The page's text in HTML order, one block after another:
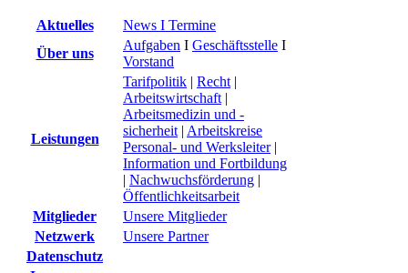
Aktuelles
News I Termine
Über uns
Aufgaben I Geschäftsstelle I
Vorstand
Leistungen
Tarifpolitik | Recht |
Arbeitswirtschaft |
Arbeitsmedizin und -
sicherheit | Arbeitskreise
Personal- und Werksleiter|
Information und Fortbildung
| Nachwuchsförderung |
Öffentlichkeitsarbeit
Mitglieder
Unsere Mitglieder
Netzwerk
Unsere Partner
Datenschutz